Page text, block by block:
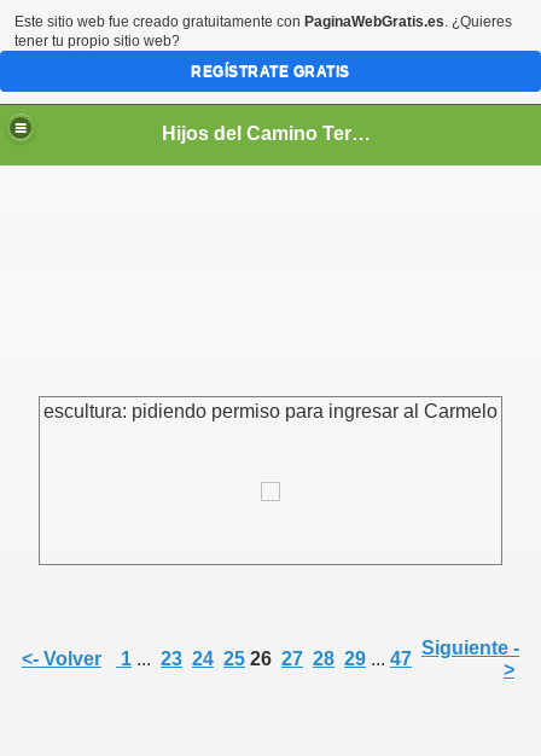
Hijos del Camino Teresiano
escultura: pidiendo permiso para ingresar al Carmelo
<- Volver 1 ... 23 24 25 26 27 28 29 ... 47
Siguiente -
>
Este sitio web fue creado gratuitamente con PaginaWebGratis.es. ¿Quieres
tener tu propio sitio web?
REGÍSTRATE GRATIS